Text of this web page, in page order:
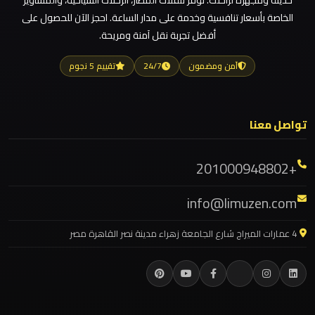
ليموزين مطار العالمين
ليموزين مطار العاصمة الادارية
ليموزين مطار اكتوبر
ليموزين مرسيدس ايجار بالسائق فى مصر
ليموزين مرسي مطروح
ليموزين مرسي علم
ليموزين مدينتي
ليموزين مايو
ليموزين
مطار
العلمين
مطار
العالمين
الخاصة بأسعار تنافسية وخدمة على مدار الساعة. احجز الآن للحصول على
أفضل تجربة نقل آمنة ومريحة.
آمن ومضمون 24/7 تقييم 5 نجوم
تواصل معنا
+201000948802
info@limuzen.com
4 عمارات الميراج شارع الجامعة زهراء مدينة نصر القاهرة مصر